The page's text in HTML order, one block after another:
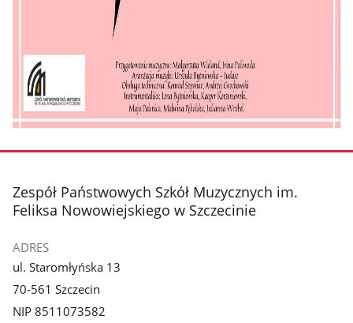
stopka
Zespół Państwowych Szkół Muzycznych im.
Feliksa Nowowiejskiego w Szczecinie
ADRES
ul. Staromłyńska 13
70-561 Szczecin
NIP 8511073582